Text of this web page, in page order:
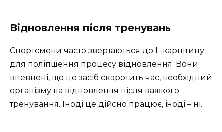
Відновлення після тренувань
Спортсмени часто звертаються до L-карнітину
для поліпшення процесу відновлення. Вони
впевнені, що це засіб скоротить час, необхідний
організму на відновлення після важкого
тренування. Іноді це дійсно працює, іноді – ні.